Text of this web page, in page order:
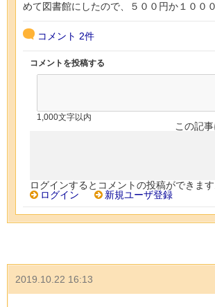
めて図書館にしたので、５００円か１００
コメント 2件
コメントを投稿する
1,000文字以内
この記
ログインするとコメントの投稿ができます
ログイン
新規ユーザ登録
2019.10.22 16:13